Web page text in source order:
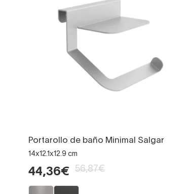
Portarollo de baño Minimal Salgar
14x12.1x12.9 cm
44,36€ 56,87€